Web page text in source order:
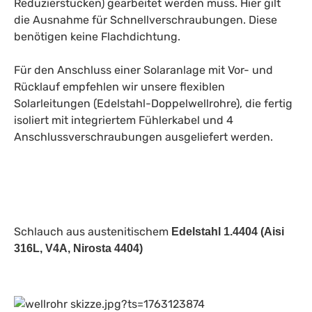
Reduzierstücken) gearbeitet werden muss. Hier gilt
die Ausnahme für Schnellverschraubungen. Diese
benötigen keine Flachdichtung.
Für den Anschluss einer Solaranlage mit Vor- und
Rücklauf empfehlen wir unsere flexiblen
Solarleitungen (Edelstahl-Doppelwellrohre), die fertig
isoliert mit integriertem Fühlerkabel und 4
Anschlussverschraubungen ausgeliefert werden.
Schlauch aus austenitischem Edelstahl 1.4404 (Aisi
316L, V4A, Nirosta 4404)